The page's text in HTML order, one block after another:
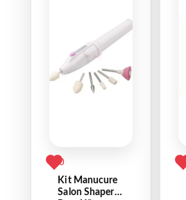
0
Kit Manucure
Salon Shaper